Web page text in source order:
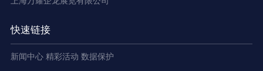
快速链接
新闻中心 精彩活动 数据保护